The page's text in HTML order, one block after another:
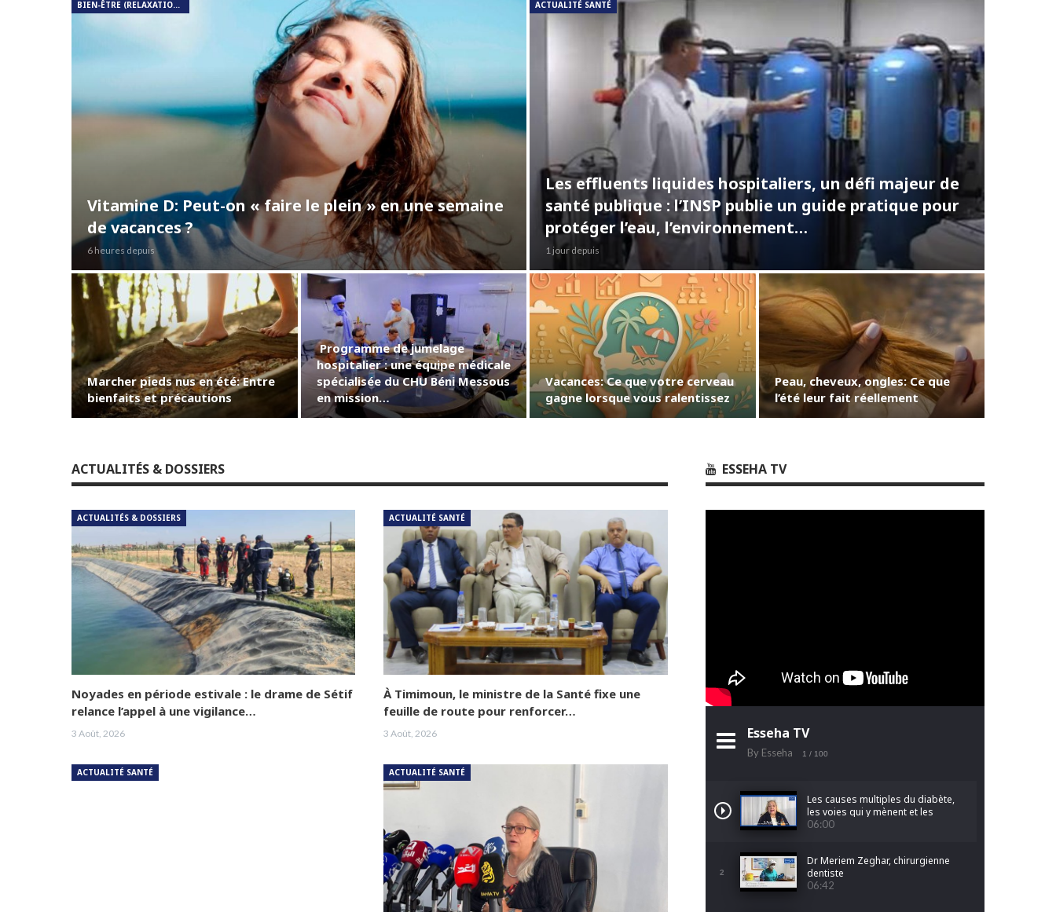
BIEN-ÊTRE (RELAXATION, MÉDITATION, SOIN DU CORPS)
Vitamine D: Peut-on « faire le plein » en une semaine
de vacances ?
6 heures depuis
ACTUALITÉ SANTÉ
Les effluents liquides hospitaliers, un défi majeur de
santé publique : l’INSP publie un guide pratique pour
protéger l’eau, l’environnement…
1 jour depuis
Marcher pieds nus en été: Entre
bienfaits et précautions
Programme de jumelage
hospitalier : une équipe médicale
spécialisée du CHU Béni Messous
en mission…
Vacances: Ce que votre cerveau
gagne lorsque vous ralentissez
Peau, cheveux, ongles: Ce que
l’été leur fait réellement
ACTUALITÉS & DOSSIERS
ACTUALITÉS & DOSSIERS
Noyades en période estivale : le drame de Sétif
relance l’appel à une vigilance…
3 Août, 2026
ACTUALITÉ SANTÉ
À Timimoun, le ministre de la Santé fixe une
feuille de route pour renforcer…
3 Août, 2026
ACTUALITÉ SANTÉ ACTUALITÉ SANTÉ
ESSEHA TV
Esseha TV
By Esseha 1 / 100
Les causes multiples du diabète,
les voies qui y mènent et les
facteurs qui l'aggravent.
06:00
2
Dr Meriem Zeghar, chirurgienne
dentiste
06:42